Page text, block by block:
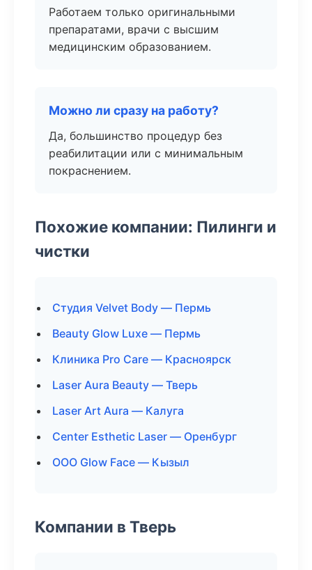
Работаем только оригинальными
препаратами, врачи с высшим
медицинским образованием.
Можно ли сразу на работу?
Да, большинство процедур без
реабилитации или с минимальным
покраснением.
Похожие компании: Пилинги и
чистки
Студия Velvet Body — Пермь
Beauty Glow Luxe — Пермь
Клиника Pro Care — Красноярск
Laser Aura Beauty — Тверь
Laser Art Aura — Калуга
Center Esthetic Laser — Оренбург
ООО Glow Face — Кызыл
Компании в Тверь